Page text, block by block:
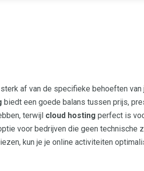
af van de specifieke behoeften
biedt een goede balans tussen prijs,
terwijl cloud hosting perfect is
voor bedrijven die geen technische
kun je je online activiteiten